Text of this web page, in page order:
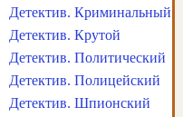
Детектив. Криминальный
Детектив. Крутой
Детектив. Политический
Детектив. Полицейский
Детектив. Шпионский